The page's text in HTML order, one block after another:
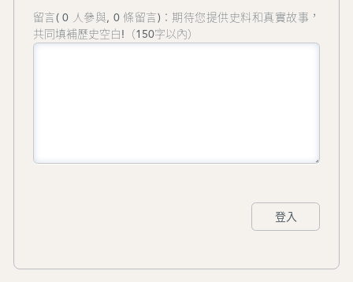
留言( 0 人參與, 0 條留言)：期待您提供史料和真實故事，
共同填補歷史空白!（150字以內）
登入